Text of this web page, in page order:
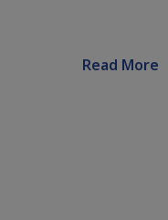
Read More